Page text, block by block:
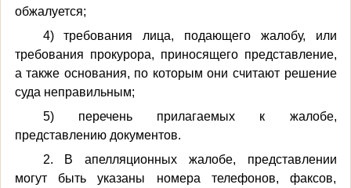
обжалуется;
4) требования лица, подающего жалобу, или
требования прокурора, приносящего представление,
а также основания, по которым они считают решение
суда неправильным;
5) перечень прилагаемых к жалобе,
представлению документов.
2. В апелляционных жалобе, представлении
могут быть указаны номера телефонов, факсов,